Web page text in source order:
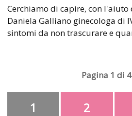
Cerchiamo di capire, con
Daniela Galliano ginecologa di
sintomi da non trascurare e
Pagina 1 di
1 2